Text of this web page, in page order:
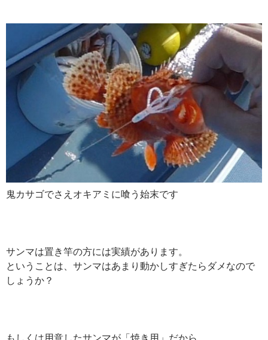
鬼カサゴでさえオキアミに喰う始末です
サンマは置き竿の方には実績があります。
ということは、サンマはあまり動かしすぎたらダメなので
しょうか？
もしくは用意したサンマが「焼き用」だから